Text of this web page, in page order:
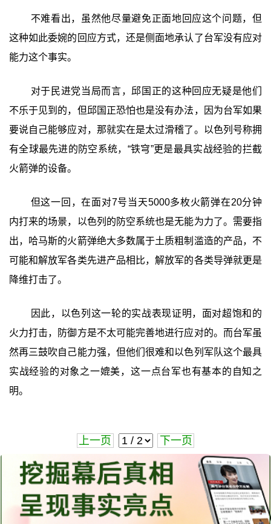
不难看出，虽然他尽量避免正面地回应这个问题，但
这种如此委婉的回应方式，还是侧面地承认了台军没有应对
能力这个事实。
对于民进党当局而言，邱国正的这种回应无疑是他们
不乐于见到的，但邱国正恐怕也是没有办法，因为台军如果
要说自己能够应对，那就实在是太过滑稽了。以色列号称拥
有全球最先进的防空系统，“铁穹”更是最具实战经验的拦截
火箭弹的设备。
但这一回，在面对7号当天5000多枚火箭弹在20分钟
内打来的场景，以色列的防空系统也是无能为力了。需要指
出，哈马斯的火箭弹绝大多数属于土质粗制滥造的产品，不
可能和解放军各类先进产品相比，解放军的各类导弹就更是
降维打击了。
因此，以色列这一轮的实战表现证明，面对超饱和的
火力打击，防御方是不太可能完善地进行应对的。而台军虽
然再三鼓吹自己能力强，但他们很难和以色列军队这个最具
实战经验的对象之一媲美，这一点台军也有基本的自知之
明。
上一页 下一页